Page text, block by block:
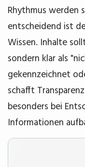
Rhythmus werden
entscheidend ist
Wissen. Inhalte
sondern klar als
gekennzeichnet
schafft
besonders bei
Informationen